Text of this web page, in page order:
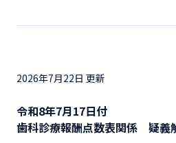
2026年7月22日 更新
令和8年7月17日付
歯科診療報酬点数表関係 疑義